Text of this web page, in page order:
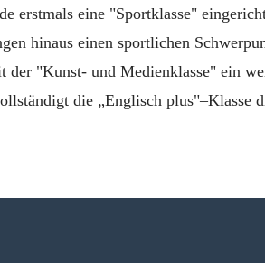
erstmals eine "Sportklasse"
hinaus einen sportlichen
der "Kunst- und Medienklasse" ein
die „Englisch plus"–Klasse